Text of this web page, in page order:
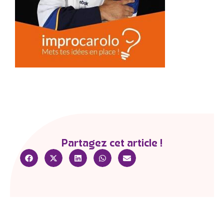
Partagez cet article !